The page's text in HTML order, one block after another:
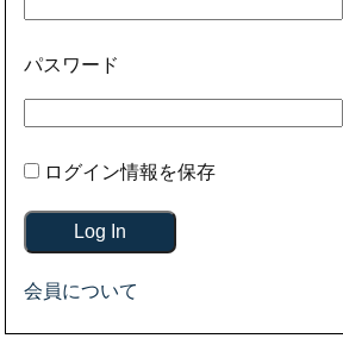
パスワード
ログイン情報を保存
会員について